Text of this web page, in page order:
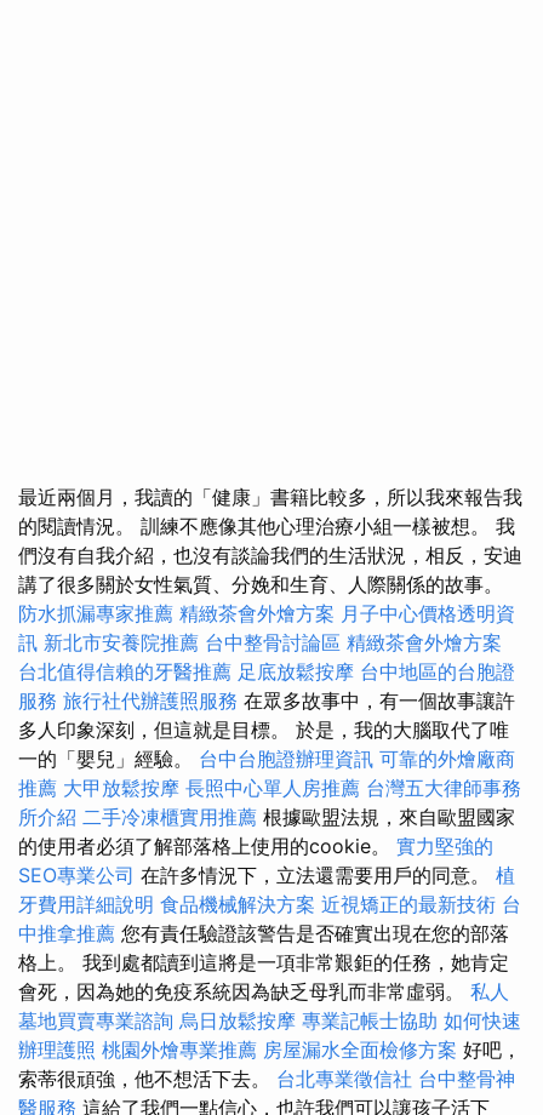
最近兩個月，我讀的「健康」書籍比較多，所以我來報告我
的閱讀情況。 訓練不應像其他心理治療小組一樣被想。 我
們沒有自我介紹，也沒有談論我們的生活狀況，相反，安迪
講了很多關於女性氣質、分娩和生育、人際關係的故事。
防水抓漏專家推薦 精緻茶會外燴方案 月子中心價格透明資
訊 新北市安養院推薦 台中整骨討論區 精緻茶會外燴方案
台北值得信賴的牙醫推薦 足底放鬆按摩 台中地區的台胞證
服務 旅行社代辦護照服務 在眾多故事中，有一個故事讓許
多人印象深刻，但這就是目標。 於是，我的大腦取代了唯
一的「嬰兒」經驗。 台中台胞證辦理資訊 可靠的外燴廠商
推薦 大甲放鬆按摩 長照中心單人房推薦 台灣五大律師事務
所介紹 二手冷凍櫃實用推薦 根據歐盟法規，來自歐盟國家
的使用者必須了解部落格上使用的cookie。 實力堅強的
SEO專業公司 在許多情況下，立法還需要用戶的同意。 植
牙費用詳細說明 食品機械解決方案 近視矯正的最新技術 台
中推拿推薦 您有責任驗證該警告是否確實出現在您的部落
格上。 我到處都讀到這將是一項非常艱鉅的任務，她肯定
會死，因為她的免疫系統因為缺乏母乳而非常虛弱。 私人
墓地買賣專業諮詢 烏日放鬆按摩 專業記帳士協助 如何快速
辦理護照 桃園外燴專業推薦 房屋漏水全面檢修方案 好吧，
索蒂很頑強，他不想活下去。 台北專業徵信社 台中整骨神
醫服務 這給了我們一點信心，也許我們可以讓孩子活下